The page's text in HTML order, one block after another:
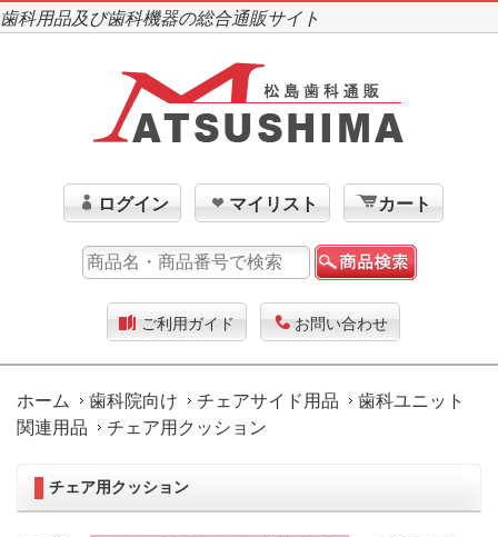
歯科用品及び歯科機器の総合通販サイト
ログイン マイリスト カート
ご利用ガイド お問い合わせ
ホーム 歯科院向け チェアサイド用品
歯科ユニット
関連用品
チェア用クッション
チェア用クッション